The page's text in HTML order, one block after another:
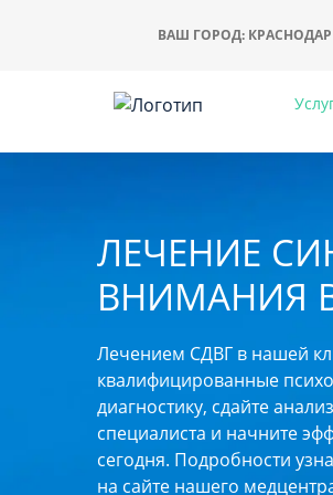
ВАШ ГОРОД: КРАСНОДАР
ЛЕЧЕНИЕ
ВНИМАНИЯ
Лечением СДВГ в нашей
квалифицированные
диагностику, сдайте
специалиста и начните
сегодня. Подробности
на сайте нашего